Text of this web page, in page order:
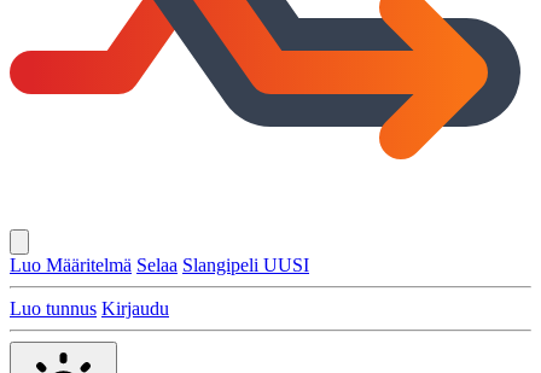
Luo Määritelmä Selaa Slangipeli UUSI
Luo tunnus Kirjaudu